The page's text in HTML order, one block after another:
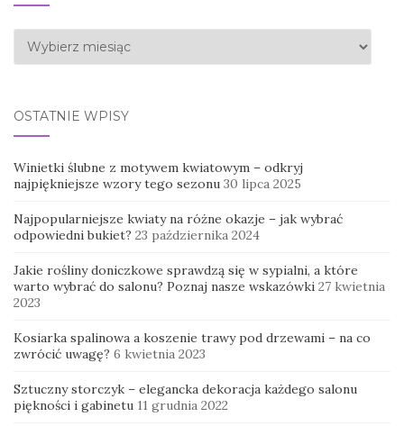
Archiwa
OSTATNIE WPISY
Winietki ślubne z motywem kwiatowym – odkryj
najpiękniejsze wzory tego sezonu 30 lipca 2025
Najpopularniejsze kwiaty na różne okazje – jak wybrać
odpowiedni bukiet? 23 października 2024
Jakie rośliny doniczkowe sprawdzą się w sypialni, a które
warto wybrać do salonu? Poznaj nasze wskazówki 27 kwietnia
2023
Kosiarka spalinowa a koszenie trawy pod drzewami – na co
zwrócić uwagę? 6 kwietnia 2023
Sztuczny storczyk – elegancka dekoracja każdego salonu
piękności i gabinetu 11 grudnia 2022